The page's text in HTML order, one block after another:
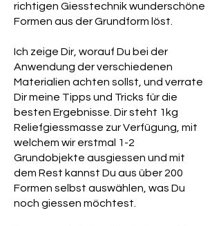
richtigen Giesstechnik wunderschöne
Formen aus der Grundform löst.
Ich zeige Dir, worauf Du bei der
Anwendung der verschiedenen
Materialien achten sollst, und verrate
Dir meine Tipps und Tricks für die
besten Ergebnisse. Dir steht 1kg
Reliefgiessmasse zur Verfügung, mit
welchem wir erstmal 1-2
Grundobjekte ausgiessen und mit
dem Rest kannst Du aus über 200
Formen selbst auswählen, was Du
noch giessen möchtest.